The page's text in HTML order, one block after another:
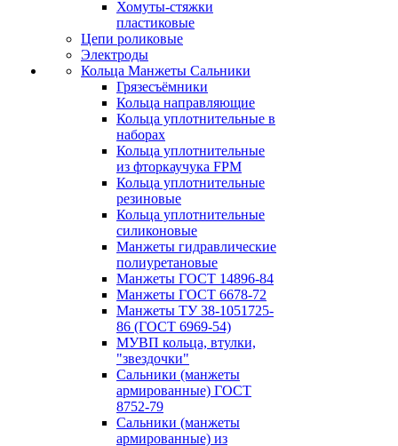
Хомуты-стяжки
пластиковые
Цепи роликовые
Электроды
Кольца Манжеты Сальники
Грязесъёмники
Кольца направляющие
Кольца уплотнительные в
наборах
Кольца уплотнительные
из фторкаучука FPM
Кольца уплотнительные
резиновые
Кольца уплотнительные
силиконовые
Манжеты гидравлические
полиуретановые
Манжеты ГОСТ 14896-84
Манжеты ГОСТ 6678-72
Манжеты ТУ 38-1051725-
86 (ГОСТ 6969-54)
МУВП кольца, втулки,
"звездочки"
Сальники (манжеты
армированные) ГОСТ
8752-79
Сальники (манжеты
армированные) из